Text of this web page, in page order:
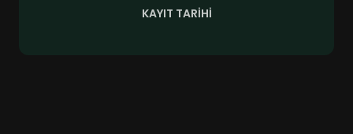
KAYIT TARIHI